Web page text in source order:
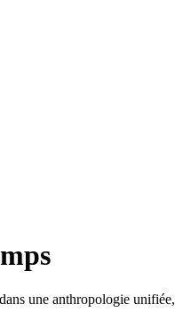
une anthropologie